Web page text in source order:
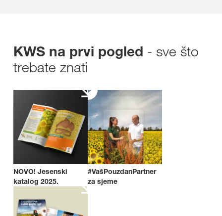
KWS na prvi pogled - sve što
trebate znati
NOVO! Jesenski
katalog 2025.
#VašPouzdanPartner
za sjeme